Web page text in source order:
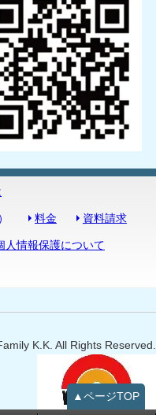
▲ページTOP
料金 資料請求
人情報保護について
K.K. All Rights Reserved.